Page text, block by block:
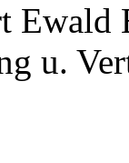
Ewald
u.